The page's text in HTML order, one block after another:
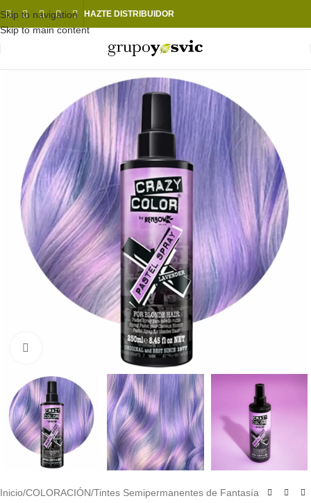
Skip to navigation
Skip to main content
HAZTE DISTRIBUIDOR
Inicio/COLORACIÓN/Tintes Semipermanentes de Fantasía